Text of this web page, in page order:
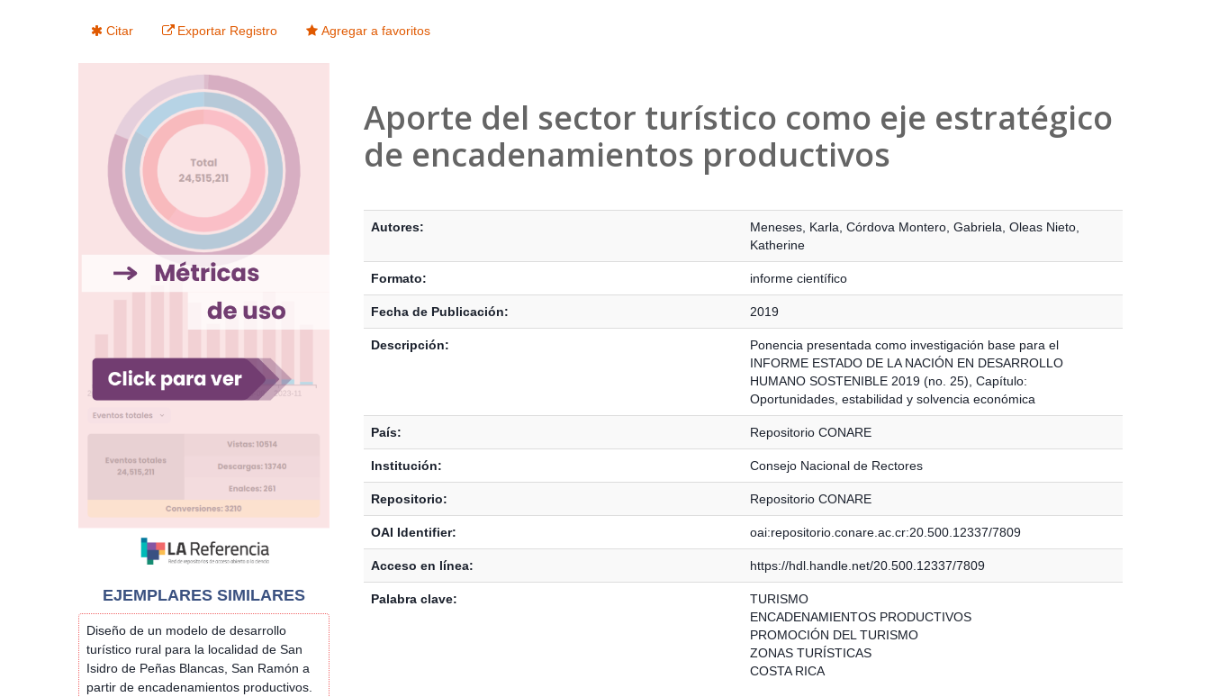
Citar Exportar Registro Agregar a favoritos
Aporte del sector turístico como eje estratégico
de encadenamientos productivos
Autores: Meneses, Karla Córdova Montero, Gabriela Oleas Nieto,
Katherine
Formato: informe científico
Fecha de Publicación: 2019
Descripción:
Ponencia presentada como investigación base para el
INFORME ESTADO DE LA NACIÓN EN DESARROLLO
HUMANO SOSTENIBLE 2019 (no. 25), Capítulo:
Oportunidades, estabilidad y solvencia económica
País: Repositorio CONARE
Institución: Consejo Nacional de Rectores
Repositorio: Repositorio CONARE
OAI Identifier: oai:repositorio.conare.ac.cr:20.500.12337/7809
Acceso en línea: https://hdl.handle.net/20.500.12337/7809
Palabra clave:
TURISMO
ENCADENAMIENTOS PRODUCTIVOS
PROMOCIÓN DEL TURISMO
ZONAS TURÍSTICAS
COSTA RICA
EJEMPLARES SIMILARES
Diseño de un modelo de desarrollo
turístico rural para la localidad de San
Isidro de Peñas Blancas, San Ramón a
partir de encadenamientos productivos.